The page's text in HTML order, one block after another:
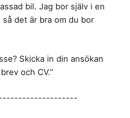
bil. Jag bor själv i en
det är bra om du bor
Skicka in din ansökan
och CV.”